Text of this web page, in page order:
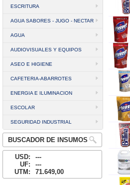
ESCRITURA
AGUA SABORES - JUGO - NECTAR
AGUA
AUDIOVISUALES Y EQUIPOS
ASEO E HIGIENE
CAFETERIA-ABARROTES
ENERGIA E ILUMINACION
ESCOLAR
SEGURIDAD INDUSTRIAL
BUSCADOR DE INSUMOS
USD:
---
UF:
---
UTM:
71.649,00